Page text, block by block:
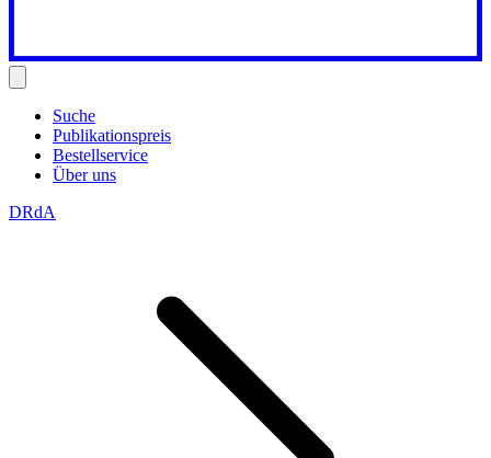
Suche
Publikationspreis
Bestellservice
Über uns
DRdA